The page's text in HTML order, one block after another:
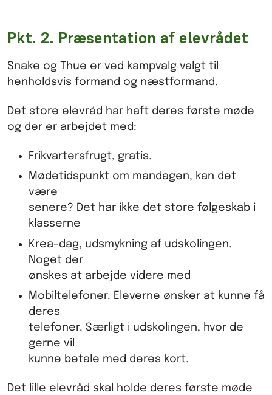
Pkt. 2. Præsentation af elevrådet
Snake og Thue er ved kampvalg valgt til
henholdsvis formand og næstformand.
Det store elevråd har haft deres første møde
og der er arbejdet med:
Frikvartersfrugt, gratis.
Mødetidspunkt om mandagen, kan det
være
senere? Det har ikke det store følgeskab i
klasserne
Krea-dag, udsmykning af udskolingen.
Noget der
ønskes at arbejde videre med
Mobiltelefoner. Eleverne ønsker at kunne få
deres
telefoner. Særligt i udskolingen, hvor de
gerne vil
kunne betale med deres kort.
Det lille elevråd skal holde deres første møde